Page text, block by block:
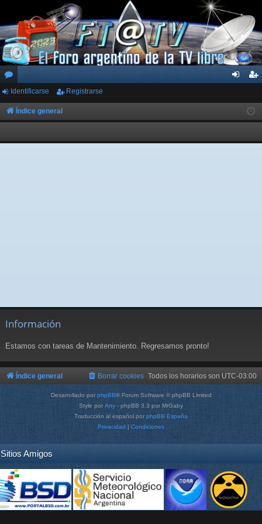
or
os
ar
ist
rs
Identificarse Registrarse
Índice general
Información
Estamos con tareas de Mantenimiento. Regresamos pronto!
Índice general Todos los horarios son UTC-03:00
Borrar cookies
Desarrollado por phpBB® Forum Software © phpBB Limited
Style por Arty - phpBB 3.3 por MrGaby
Traducción al español por phpBB España
Privacidad | Condiciones
Sitios Amigos